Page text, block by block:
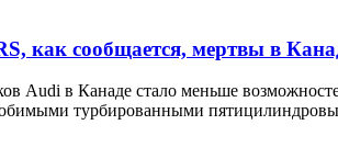
как сообщается, мертвы в
Audi в Канаде стало меньше
турбированными